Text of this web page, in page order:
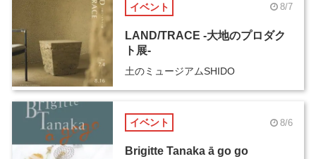
イベント 8/7
LAND/TRACE -大地のプロダク
ト展-
土のミュージアムSHIDO
イベント 8/6
Brigitte Tanaka ā go go